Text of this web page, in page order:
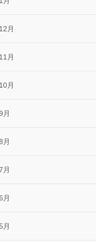
月
月
月
月
月
月
月
月